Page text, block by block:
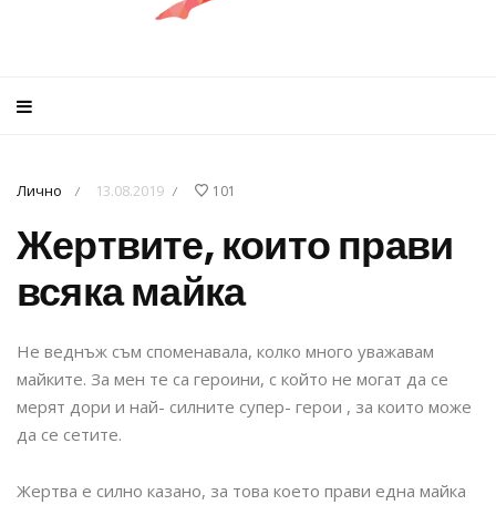
Лично / 13.08.2019 / 101
Жертвите, които прави
всяка майка
Не веднъж съм споменавала, колко много уважавам
майките. За мен те са героини, с който не могат да се
мерят дори и най- силните супер- герои , за които може
да се сетите.
Жертва е силно казано, за това което прави една майка